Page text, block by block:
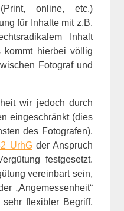
online, etc.)
für Inhalte mit z.B.
Inhalt
kommt hierbei völlig
Fotograf und
wir jedoch durch
eingeschränkt (dies
des Fotografen).
UrhGder Anspruch
festgesetzt.
vereinbart sein,
„Angemessenheit“
flexibler Begriff,